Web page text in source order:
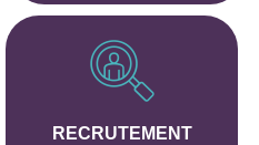
RECRUTEMENT